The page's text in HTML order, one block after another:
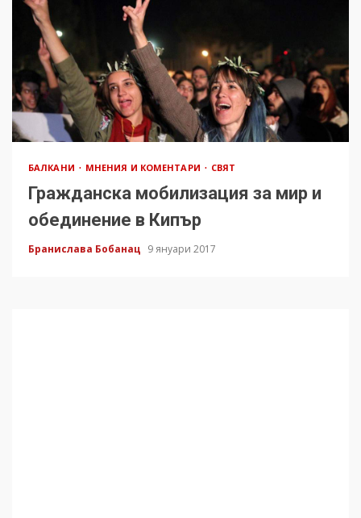
БАЛКАНИ МНЕНИЯ И КОМЕНТАРИ СВЯТ
Гражданска мобилизация за мир и
обединение в Кипър
Бранислава Бобанац 9 януари 2017